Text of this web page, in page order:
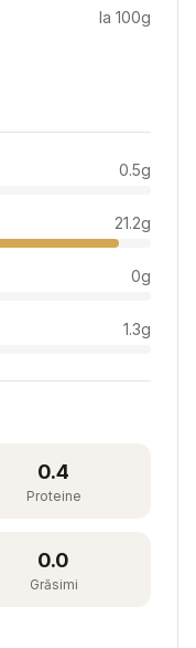
la 100g
0.5g
21.2g
0g
1.3g
0.4
Proteine
0.0
Grăsimi